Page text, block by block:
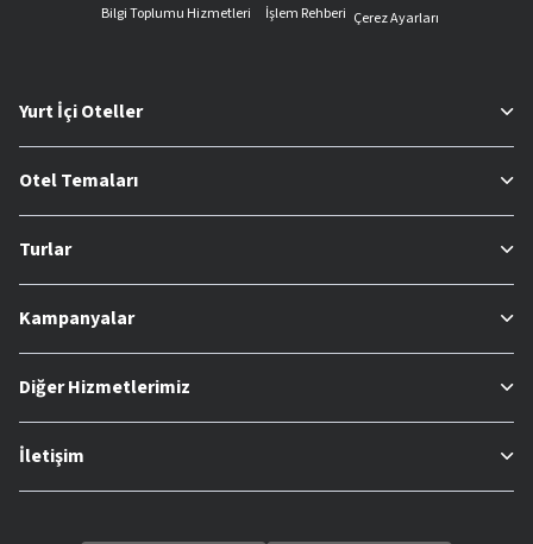
Bilgi Toplumu Hizmetleri
İşlem Rehberi Çerez Ayarları
Yurt İçi Oteller
Otel Temaları
Turlar
Kampanyalar
Diğer Hizmetlerimiz
İletişim